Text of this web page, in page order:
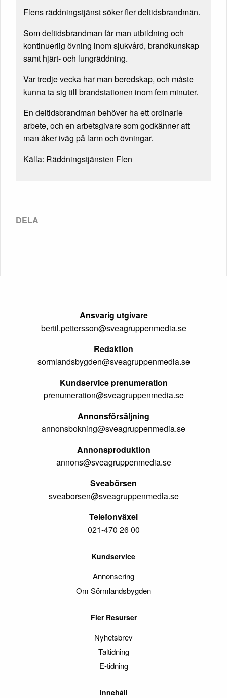
Flens räddningstjänst söker fler deltidsbrandmän.
Som deltidsbrandman får man utbildning och
kontinuerlig övning inom sjukvård, brandkunskap
samt hjärt- och lungräddning.
Var tredje vecka har man beredskap, och måste
kunna ta sig till brandstationen inom fem minuter.
En deltidsbrandman behöver ha ett ordinarie
arbete, och en arbetsgivare som godkänner att
man åker iväg på larm och övningar.
Källa: Räddningstjänsten Flen
Ansvarig utgivare
bertil.pettersson@sveagruppenmedia.se
Redaktion
sormlandsbygden@sveagruppenmedia.se
Kundservice prenumeration
prenumeration@sveagruppenmedia.se
Annonsförsäljning
annonsbokning@sveagruppenmedia.se
Annonsproduktion
annons@sveagruppenmedia.se
Sveabörsen
sveaborsen@sveagruppenmedia.se
Telefonväxel
021-470 26 00
Kundservice
Annonsering
Om Sörmlandsbygden
Fler Resurser
Nyhetsbrev
Taltidning
E-tidning
Innehåll